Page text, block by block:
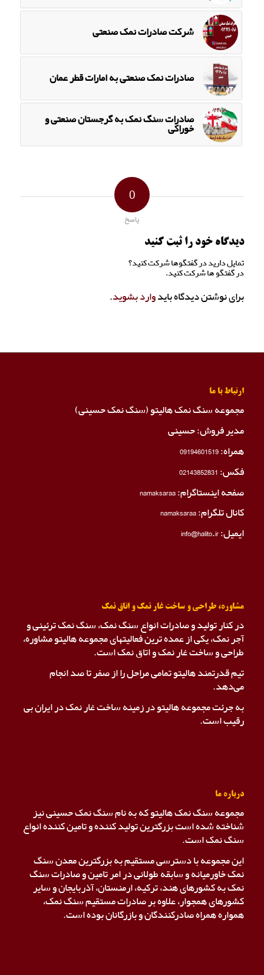
شرکت صادرات نمک صنعتی
صادرات نمک صنعتی به امارات قطر عمان
صادرات سنگ نمک به گرجستان صنعتی و
خوراکی
0
پاسخ
دیدگاه خود را ثبت کنید
تمایل دارید در گفتگوها شرکت کنید؟
در گفتگو ها شرکت کنید.
برای نوشتن دیدگاه بایدوارد بشوید.
ارتباط با ما
مجموعه سنگ نمک هالیتو (سنگ نمک حسینی)
مدیر فروش: حسینی
همراه:09194601519
فکس:02143852831
صفحه اینستاگرام:namaksaraa
کانال تلگرام:namaksaraa
ایمیل: info@halito.ir
مشاوره، طراحی و ساخت غار نمک و اتاق نمک
در کنار تولید و صادرات انواع سنگ نمک، سنگ نمک ترئینی و
آجر نمک، یکی از عمده ترین فعالیتهای مجموعه هالیتو مشاوره،
طراحی و ساخت غار نمک و اتاق نمک است.
تیم قدرتمند هالیتو تمامی مراحل را از صفر تا صد انجام
می‌دهد.
به جرئت مجموعه هالیتو در زمینه ساخت غار نمک در ایران بی
رقیب است.
درباره ما
مجموعه سنگ نمک هالیتو که به نام سنگ نمک حسینی نیز
شناخته شده است بزرگترین تولید کننده و تامین کننده انواع
سنگ نمک است.
این مجموعه با دسترسی مستقیم به بزرگترین معدن سنگ
نمک خاورمیانه و سابقه طولانی در امر تامین و صادرات سنگ
نمک به کشورهای هند، ترکیه، ارمنستان، آذربایجان و سایر
کشورهای همجوار، علاوه بر صادرات مستقیم سنگ نمک،
همواره همراه صادرکنندگان و بازرگانان بوده است.